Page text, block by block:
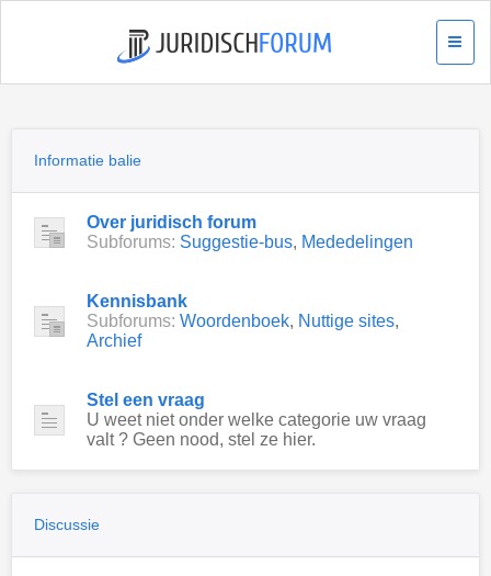
Informatie balie
Over juridisch forum
Subforums: Suggestie-bus, Mededelingen
Kennisbank
Subforums: Woordenboek, Nuttige sites,
Archief
Stel een vraag
U weet niet onder welke categorie uw vraag
valt ? Geen nood, stel ze hier.
Discussie